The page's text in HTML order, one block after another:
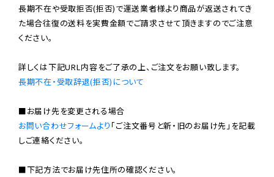
長期不在や受取拒否(拒否)で運送業者様より商品が返送されてき
た場合往復の送料を実費金額でご請求させて頂きますのでご注意
ください。
長期不在・受取辞退(拒否)について
お問い合わせフォームより 「ご注文番号と新・旧のお届け先」を記載
しご連絡ください。
■下記方法でお届け先住所の確認ください。